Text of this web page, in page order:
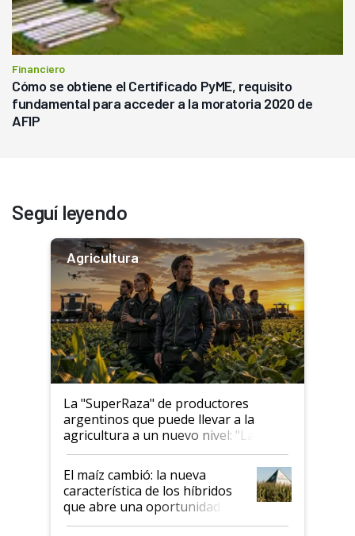
Financiero
Cómo se obtiene el Certificado PyME, requisito
fundamental para acceder a la moratoria 2020 de
AFIP
Seguí leyendo
Agricultura
La "SuperRaza" de productores
argentinos que puede llevar a la
agricultura a un nuevo nivel: "Las
posibilidades de crecimiento son
infinitas"
El maíz cambió: la nueva
característica de los híbridos
que abre una oportunidad en
el lote